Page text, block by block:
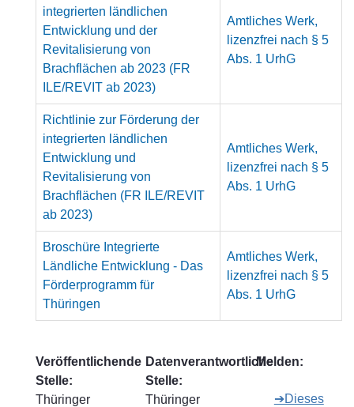
integrierten ländlichen
Entwicklung und der
Revitalisierung von
Brachflächen ab 2023 (FR
ILE/REVIT ab 2023)
Amtliches Werk,
lizenzfrei nach § 5
Abs. 1 UrhG
Richtlinie zur Förderung der
integrierten ländlichen
Entwicklung und
Revitalisierung von
Brachflächen (FR ILE/REVIT
ab 2023)
Amtliches Werk,
lizenzfrei nach § 5
Abs. 1 UrhG
Broschüre Integrierte
Ländliche Entwicklung - Das
Förderprogramm für
Thüringen
Amtliches Werk,
lizenzfrei nach § 5
Abs. 1 UrhG
Veröffentlichende
Stelle:
Thüringer
Datenverantwortliche
Stelle:
Thüringer
Melden:
➔Dieses